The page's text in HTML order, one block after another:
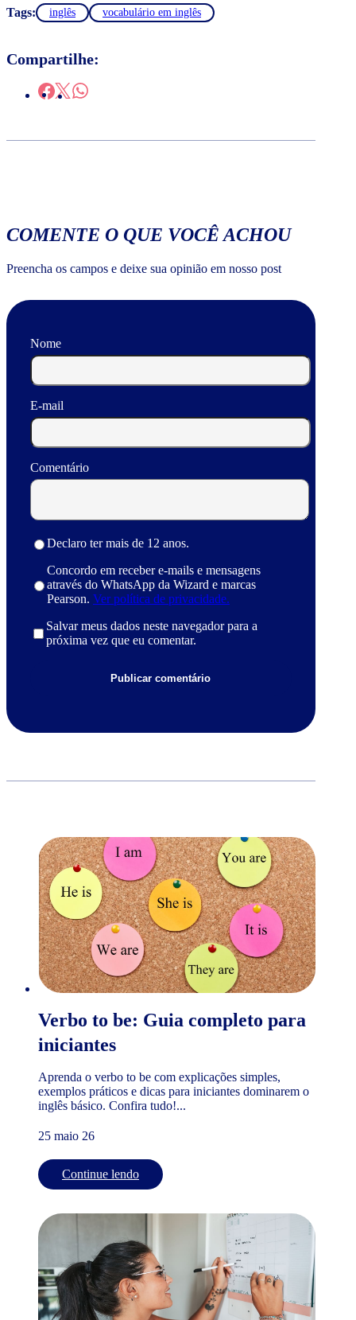
Tags: inglês vocabulário em inglês
Compartilhe:
COMENTE O QUE VOCÊ ACHOU
Preencha os campos e deixe sua opinião em nosso post
Nome
E-mail
Comentário
Declaro ter mais de 12 anos.
Concordo em receber e-mails e mensagens
através do WhatsApp da Wizard e marcas
Pearson. Ver política de privacidade.
Salvar meus dados neste navegador para a
próxima vez que eu comentar.
Verbo to be: Guia completo para
iniciantes
Aprenda o verbo to be com explicações simples,
exemplos práticos e dicas para iniciantes dominarem o
inglês básico. Confira tudo!...
25 maio 26
Continue lendo